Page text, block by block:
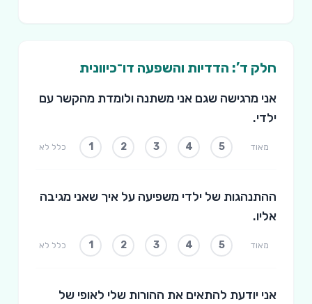
חלק ד’: הדדיות והשפעה דו־כיוונית
אני מרגישה שגם אני משתנה ולומדת מהקשר עם
ילדי.
כלל לא 1 2 3 4 5 מאוד
ההתנהגות של ילדי משפיעה על איך שאני מגיבה
אליו.
כלל לא 1 2 3 4 5 מאוד
אני יודעת להתאים את ההורות שלי לאופי של